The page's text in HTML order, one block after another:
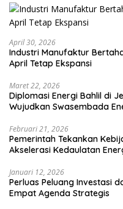
April 30, 2026
Industri Manufaktur
April Tetap Ekspansi
Maret 22, 2026
Diplomasi Energi Bahlil di
Wujudkan Swasembada
Februari 21, 2026
Pemerintah Tekankan
Akselerasi Kedaulatan
Januari 12, 2026
Perluas Peluang Investasi
Empat Agenda Strategis